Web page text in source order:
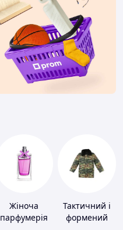
Жіноча
парфумерія
Тактичний і
формений